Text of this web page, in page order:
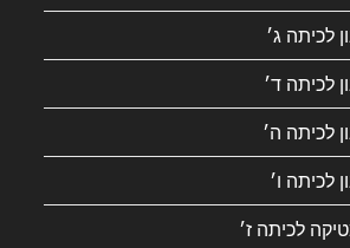
לכיתה ג׳
לכיתה ד׳
לכיתה ה׳
לכיתה ו׳
לכיתה ז׳